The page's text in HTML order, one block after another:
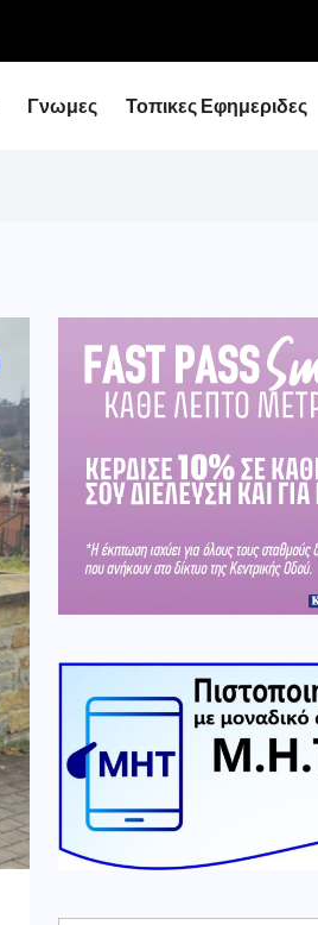
Γνωμες Τοπικες Εφημεριδες